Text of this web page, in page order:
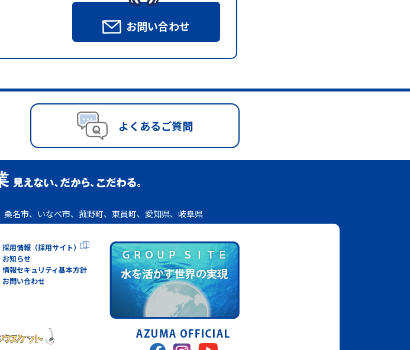
お問い合わせ
よくあるご質問
名市、いなべ市、菰野町、東員町、愛知県、岐阜県
採用情報（採用サイト）
お知らせ
情報セキュリティ基本方針
お問い合わせ